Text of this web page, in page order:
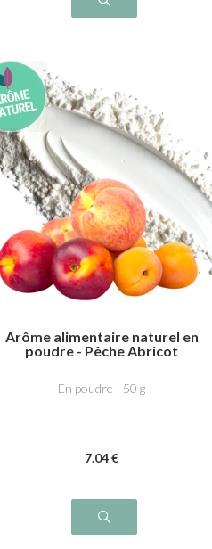
Arôme alimentaire naturel en
poudre - Pêche Abricot
En poudre - 50 g
7.04€